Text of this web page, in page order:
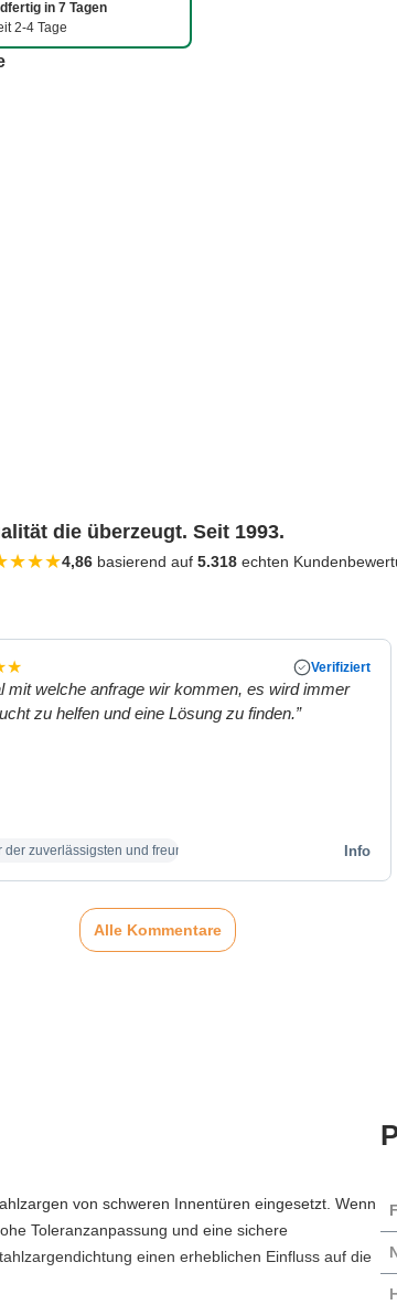
in 7 Tagen
2-4 Tage
auswählen
die überzeugt. Seit 1993.
★★★4,86 basierend auf 5.318 echten
★ Verifiziert
mit welche anfrage wir kommen, es wird immer
zu helfen und eine Lösung zu finden.”
der zuverlässigsten und freundlichsten Partner Info
Alle Kommentare
von schweren Innentüren eingesetzt. Wenn
Toleranzanpassung und eine sichere
einen erheblichen Einfluss auf die